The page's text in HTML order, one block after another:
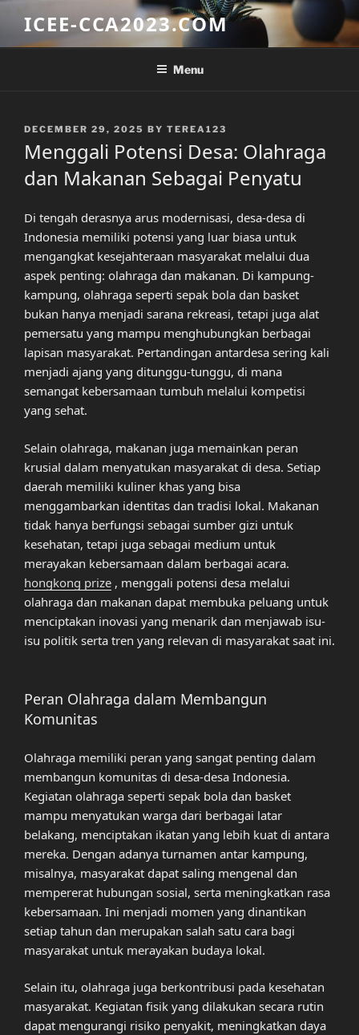
content
ICEE-CCA2023.COM
Menu
POSTED
DECEMBER 29, 2025 BY TEREA123
Menggali Potensi Desa: Olahraga
dan Makanan Sebagai Penyatu
Di tengah derasnya arus modernisasi, desa-desa di
Indonesia memiliki potensi yang luar biasa untuk
mengangkat kesejahteraan masyarakat melalui dua
aspek penting: olahraga dan makanan. Di kampung-
kampung, olahraga seperti sepak bola dan basket
bukan hanya menjadi sarana rekreasi, tetapi juga alat
pemersatu yang mampu menghubungkan berbagai
lapisan masyarakat. Pertandingan antardesa sering kali
menjadi ajang yang ditunggu-tunggu, di mana
semangat kebersamaan tumbuh melalui kompetisi
yang sehat.
Selain olahraga, makanan juga memainkan peran
krusial dalam menyatukan masyarakat di desa. Setiap
daerah memiliki kuliner khas yang bisa
menggambarkan identitas dan tradisi lokal. Makanan
tidak hanya berfungsi sebagai sumber gizi untuk
kesehatan, tetapi juga sebagai medium untuk
merayakan kebersamaan dalam berbagai acara.
hongkong prize , menggali potensi desa melalui
olahraga dan makanan dapat membuka peluang untuk
menciptakan inovasi yang menarik dan menjawab isu-
isu politik serta tren yang relevan di masyarakat saat ini.
Peran Olahraga dalam Membangun
Komunitas
Olahraga memiliki peran yang sangat penting dalam
membangun komunitas di desa-desa Indonesia.
Kegiatan olahraga seperti sepak bola dan basket
mampu menyatukan warga dari berbagai latar
belakang, menciptakan ikatan yang lebih kuat di antara
mereka. Dengan adanya turnamen antar kampung,
misalnya, masyarakat dapat saling mengenal dan
mempererat hubungan sosial, serta meningkatkan rasa
kebersamaan. Ini menjadi momen yang dinantikan
setiap tahun dan merupakan salah satu cara bagi
masyarakat untuk merayakan budaya lokal.
Selain itu, olahraga juga berkontribusi pada kesehatan
masyarakat. Kegiatan fisik yang dilakukan secara rutin
dapat mengurangi risiko penyakit, meningkatkan daya